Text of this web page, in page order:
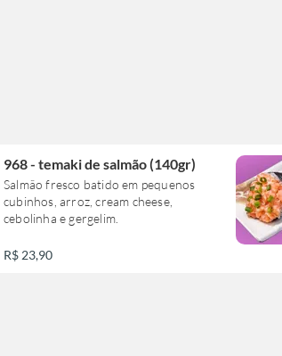
968 - temaki de salmão (140gr)
Salmão fresco batido em pequenos
cubinhos, arroz, cream cheese,
cebolinha e gergelim.
R$ 23,90